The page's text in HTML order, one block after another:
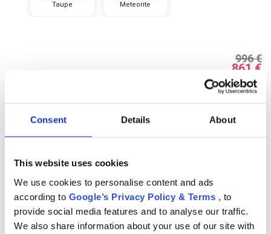
Consent Details About
This website uses cookies
We use cookies to personalise content and ads
according to Google’s Privacy Policy & Terms , to
provide social media features and to analyse our traffic.
We also share information about your use of our site with
Политика за поверителност
Политика за доставка и връщане
Форма за връщане
Taupe Meteorite
996 €
861 €
С включен ДДС
Brand:ПЕЩЕРА
Код на продукта:
9.305 lei
TVA inclus
Куриерска доставка в България и Европейския